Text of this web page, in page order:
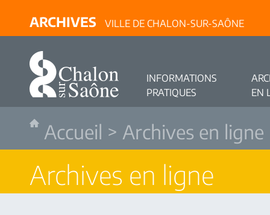
ARCHIVES VILLE DE CHALON-SUR-SAÔNE
INFORMATIONS
PRATIQUES
EN
Accueil > Archives en ligne
Archives en ligne